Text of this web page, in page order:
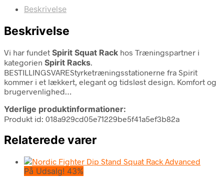
Beskrivelse
Beskrivelse
Vi har fundet Spirit Squat Rack hos Træningspartner i
kategorien Spirit Racks.
BESTILLINGSVAREStyrketræningsstationerne fra Spirit
kommer i et lækkert, elegant og tidsløst design. Komfort og
brugervenlighed…
Yderlige produktinformationer:
Produkt id: 018a929cd05e71229be5f41a5ef3b82a
Relaterede varer
På Udsalg! 43%